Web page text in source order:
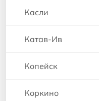
Касли
Катав-Ив
Копейск
Коркино